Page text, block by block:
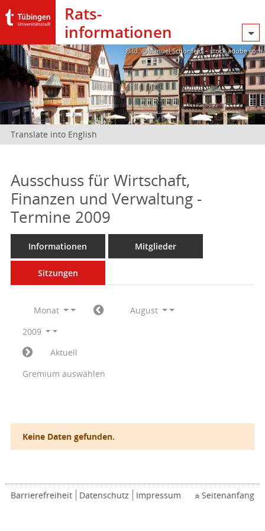
Rats­
informationen
Bild: @Manuel Schönfeld – stock.adobe.com
Translate into English
Ausschuss für Wirtschaft,
Finanzen und Verwaltung -
Termine 2009
Informationen Mitglieder
Sitzungen
Monat
August
2009
Aktuell
Gremium auswählen
Keine Daten gefunden.
Barrierefreiheit Datenschutz Impressum Seitenanfang